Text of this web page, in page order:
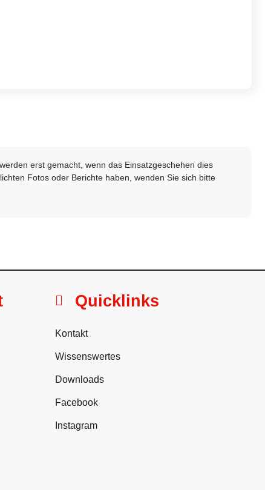
erst gemacht, wenn das Einsatzgeschehen dies
Fotos oder Berichte haben, wenden Sie sich bitte
Quicklinks
Kontakt
Wissenswertes
Downloads
Facebook
Instagram